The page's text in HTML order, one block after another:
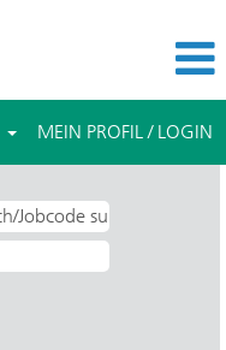
MEIN PROFIL / LOGIN